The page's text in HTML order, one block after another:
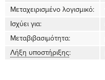
Μεταχειρισμένο λογισμικό:
Ισχύει για:
Μεταβιβασιμότητα:
Λήξη υποστήριξης: